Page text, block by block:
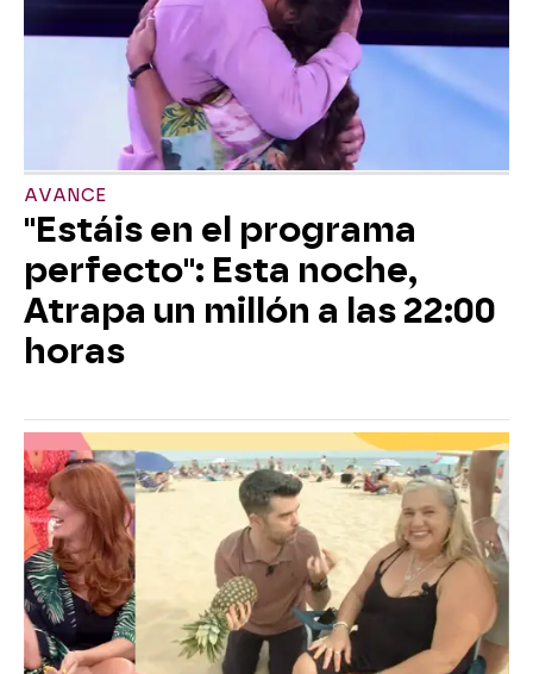
AVANCE
"Estáis en el programa
perfecto": Esta noche,
Atrapa un millón a las 22:00
horas